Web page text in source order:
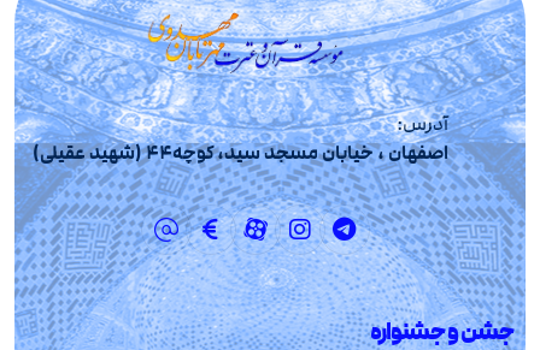
آدرس:
اصفهان ، خیابان مسجد سید، کوچه44 (شهید عقیلی)
جشن و جشنواره